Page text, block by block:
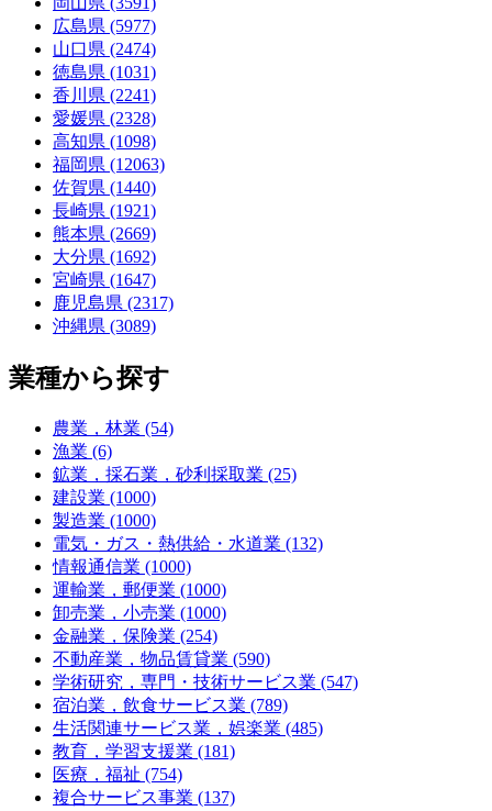
広島県 (5977)
山口県 (2474)
徳島県 (1031)
香川県 (2241)
愛媛県 (2328)
高知県 (1098)
福岡県 (12063)
佐賀県 (1440)
長崎県 (1921)
熊本県 (2669)
大分県 (1692)
宮崎県 (1647)
鹿児島県 (2317)
沖縄県 (3089)
業種から探す
農業，林業 (54)
漁業 (6)
鉱業，採石業，砂利採取業 (25)
建設業 (1000)
製造業 (1000)
電気・ガス・熱供給・水道業 (132)
情報通信業 (1000)
運輸業，郵便業 (1000)
卸売業，小売業 (1000)
金融業，保険業 (254)
不動産業，物品賃貸業 (590)
学術研究，専門・技術サービス業 (547)
宿泊業，飲食サービス業 (789)
生活関連サービス業，娯楽業 (485)
教育，学習支援業 (181)
医療，福祉 (754)
複合サービス事業 (137)